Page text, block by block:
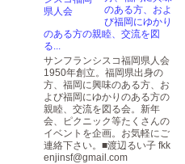
のある方、およ
び福岡にゆかり
のある方の親睦、交流を図
る...
サンフランシスコ福岡県人会
1950年創立。福岡県出身の
方、福岡に興味のある方、お
よび福岡にゆかりのある方の
親睦、交流を図る会。新年
会、ピクニック等たくさんの
イベントを企画。お気軽にご
連絡下さい。■渡辺るい子 fkk
enjinsf@gmail.com